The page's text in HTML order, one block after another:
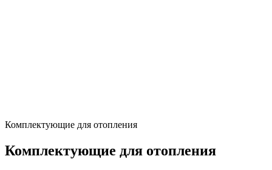
Комплектующие для отопления
Комплектующие для отопления